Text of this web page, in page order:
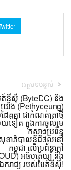
អត្ថបទបន្ទាប់
ត៍ឌីស៊ី (ByteDC) និង
យើង (Pethyoeung)
ៃគូគ្នា ជាកំណត់ត្រាថ្មី
ទៀត ក្នុងការចូលរួម
កសាងប្រព័ន្ធ
ខាភិបាលឌីជីថល​នៅ
កម្ពុជា លើប្រព័ន្ធក្លៅ
អធិបតេយ្យ និង
ឯករាជ្យ របស់បៃត៍ឌីស៊ី!